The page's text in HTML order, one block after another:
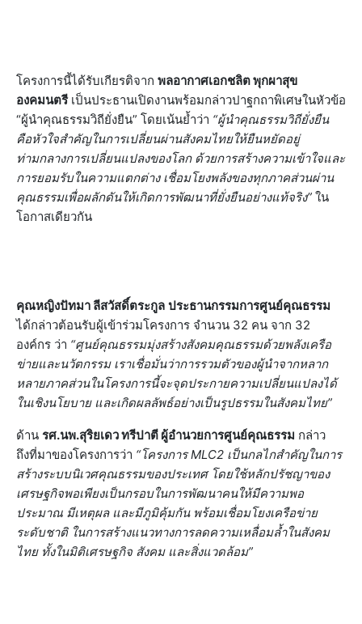
โครงการนี้ได้รับเกียรติจาก พลอากาศเอกชลิต พุกผาสุข
องคมนตรีเป็นประธานเปิดงานพร้อมกล่าวปาฐกถาพิเศษในหัวข้อ
“ผู้นำคุณธรรมวิถียั่งยืน” โดยเน้นย้ำว่า “ผู้นำคุณธรรมวิถียั่งยืน
คือหัวใจสำคัญในการเปลี่ยนผ่านสังคมไทยให้ยืนหยัดอยู่
ท่ามกลางการเปลี่ยนแปลงของโลก ด้วยการสร้างความเข้าใจและ
การยอมรับในความแตกต่าง เชื่อมโยงพลังของทุกภาคส่วนผ่าน
คุณธรรมเพื่อผลักดันให้เกิดการพัฒนาที่ยั่งยืนอย่างแท้จริง” ใน
โอกาสเดียวกัน
คุณหญิงปัทมา ลีสวัสดิ์ตระกูล ประธานกรรมการศูนย์คุณธรรม
ได้กล่าวต้อนรับผู้เข้าร่วมโครงการ จำนวน 32 คน จาก 32
องค์กร ว่า “ศูนย์คุณธรรมมุ่งสร้างสังคมคุณธรรมด้วยพลังเครือ
ข่ายและนวัตกรรม เราเชื่อมั่นว่าการรวมตัวของผู้นำจากหลาก
หลายภาคส่วนในโครงการนี้จะจุดประกายความเปลี่ยนแปลงได้
ในเชิงนโยบาย และเกิดผลลัพธ์อย่างเป็นรูปธรรมในสังคมไทย”
ด้าน รศ.นพ.สุริยเดว ทรีปาตี ผู้อำนวยการศูนย์คุณธรรม กล่าว
ถึงที่มาของโครงการว่า “โครงการ MLC2 เป็นกลไกสำคัญในการ
สร้างระบบนิเวศคุณธรรมของประเทศ โดยใช้หลักปรัชญาของ
เศรษฐกิจพอเพียงเป็นกรอบในการพัฒนาคนให้มีความพอ
ประมาณ มีเหตุผล และมีภูมิคุ้มกัน พร้อมเชื่อมโยงเครือข่าย
ระดับชาติ ในการสร้างแนวทางการลดความเหลื่อมล้ำในสังคม
ไทย ทั้งในมิติเศรษฐกิจ สังคม และสิ่งแวดล้อม”